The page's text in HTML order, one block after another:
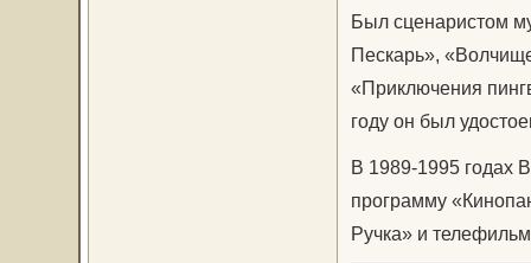
Был сценаристом
Пескарь»,
«Приключения
году он был
В 1989-1995 годах
программу
Ручка» и